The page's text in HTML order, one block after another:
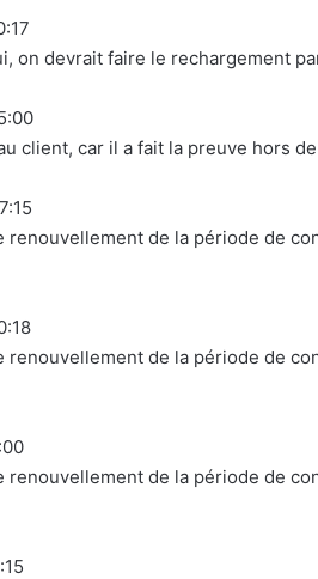
on devrait faire le
client, car il a fait la preuve hors
renouvellement de la période de
renouvellement de la période de
renouvellement de la période de